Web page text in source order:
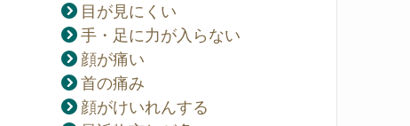
目が見にくい
手・足に力が入らない
顔が痛い
首の痛み
顔がけいれんする